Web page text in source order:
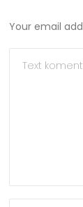
Your email